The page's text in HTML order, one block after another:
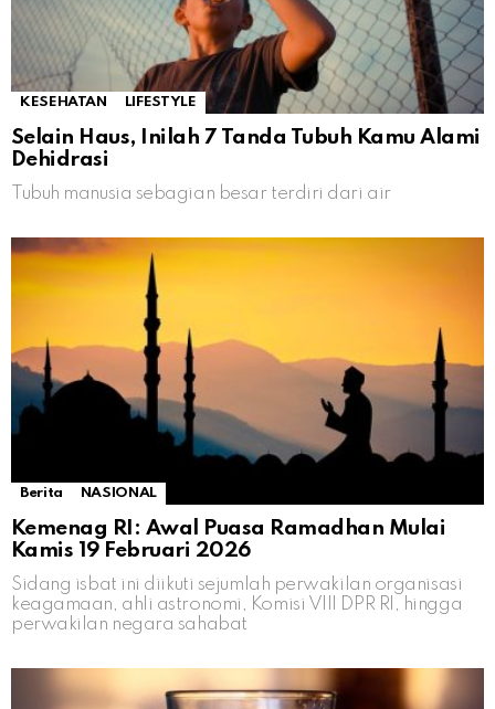
KESEHATAN LIFESTYLE
Selain Haus, Inilah 7 Tanda Tubuh Kamu Alami
Dehidrasi
Tubuh manusia sebagian besar terdiri dari air
Berita NASIONAL
Kemenag RI: Awal Puasa Ramadhan Mulai
Kamis 19 Februari 2026
Sidang isbat ini diikuti sejumlah perwakilan organisasi
keagamaan, ahli astronomi, Komisi VIII DPR RI, hingga
perwakilan negara sahabat